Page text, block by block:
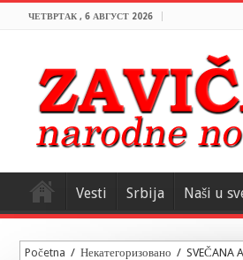
ЧЕТВРТАК , 6 АВГУСТ 2026
Vesti Srbija Naši u
Početna / Некатегоризовано / SVEČANA